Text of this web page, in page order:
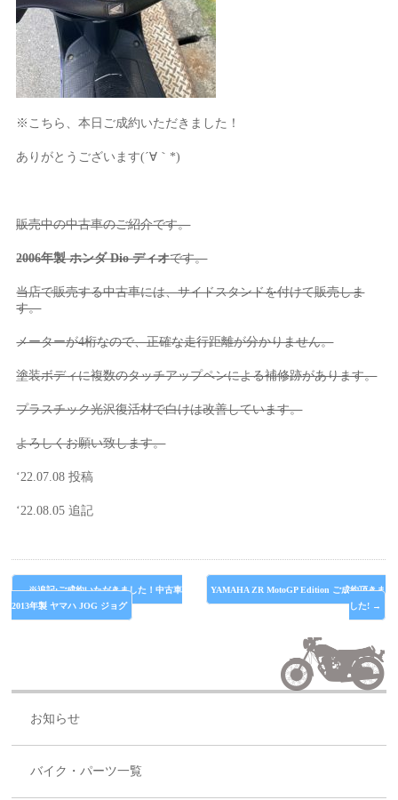
※こちら、本日ご成約いただきました！
ありがとうございます(´∀｀*)
販売中の中古車のご紹介です。
2006年製 ホンダ Dio ディオです。
当店で販売する中古車には、サイドスタンドを付けて販売しま
す。
メーターが4桁なので、正確な走行距離が分かりません。
塗装ボディに複数のタッチアップペンによる補修跡があります。
プラスチック光沢復活材で白けは改善しています。
よろしくお願い致します。
‘22.07.08 投稿
‘22.08.05 追記
←※追記:ご成約いただきました！中古車
2013年製 ヤマハ JOG ジョグ
YAMAHA ZR MotoGP Edition ご成約頂きま
した! →
お知らせ
バイク・パーツ一覧